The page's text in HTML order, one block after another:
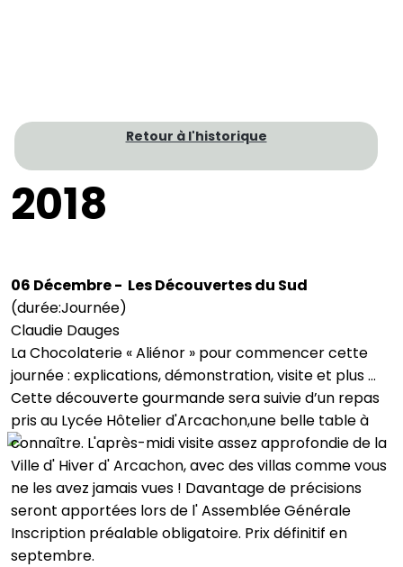
Retour à l'historique
2018
06 Décembre - Les Découvertes du Sud
(durée:Journée)
Claudie Dauges
La Chocolaterie « Aliénor » pour commencer cette
journée : explications, démonstration, visite et plus …
Cette découverte gourmande sera suivie d’un repas
pris au Lycée Hôtelier d'Arcachon,une belle table à
connaître. L'après-midi visite assez approfondie de la
Ville d' Hiver d' Arcachon, avec des villas comme vous
ne les avez jamais vues ! Davantage de précisions
seront apportées lors de l' Assemblée Générale
Inscription préalable obligatoire. Prix définitif en
septembre.